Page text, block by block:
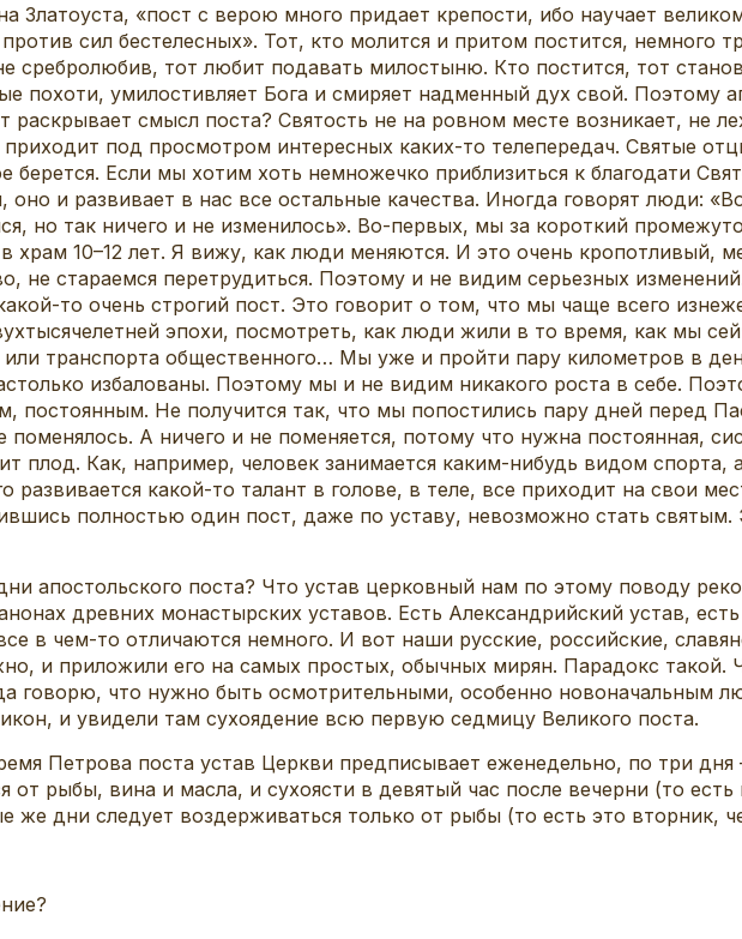
Златоуста, «пост с верою много придает крепости, ибо научает
сил бестелесных». Тот, кто молится и притом постится, немного
сребролюбив, тот любит подавать милостыню. Кто постится, тот
похоти, умилостивляет Бога и смиряет надменный дух свой. Поэтому
раскрывает смысл поста? Святость не на ровном месте возникает, не
приходит под просмотром интересных каких-то телепередач. Святые
берется. Если мы хотим хоть немножечко приблизиться к благодати
оно и развивает в нас все остальные качества. Иногда говорят люди:
но так ничего и не изменилось». Во-первых, мы за короткий
10–12 лет. Я вижу, как люди меняются. И это очень кропотливый,
не стараемся перетрудиться. Поэтому и не видим серьезных
то очень строгий пост. Это говорит о том, что мы чаще всего
эпохи, посмотреть, как люди жили в то время, как мы
или транспорта общественного… Мы уже и пройти пару километров в
избалованы. Поэтому мы и не видим никакого роста в себе.
постоянным. Не получится так, что мы попостились пару дней перед
поменялось. А ничего и не поменяется, потому что нужна постоянная,
плод. Как, например, человек занимается каким-нибудь видом спорта,
развивается какой-то талант в голове, в теле, все приходит на свои
полностью один пост, даже по уставу, невозможно стать святым.
апостольского поста? Что устав церковный нам по этому поводу
древних монастырских уставов. Есть Александрийский устав,
в чем-то отличаются немного. И вот наши русские, российские,
и приложили его на самых простых, обычных мирян. Парадокс такой.
говорю, что нужно быть осмотрительными, особенно новоначальным
и увидели там сухоядение всю первую седмицу Великого поста.
Петрова поста устав Церкви предписывает еженедельно, по три
от рыбы, вина и масла, и сухоясти в девятый час после вечерни (то
же дни следует воздерживаться только от рыбы (то есть это вторник,